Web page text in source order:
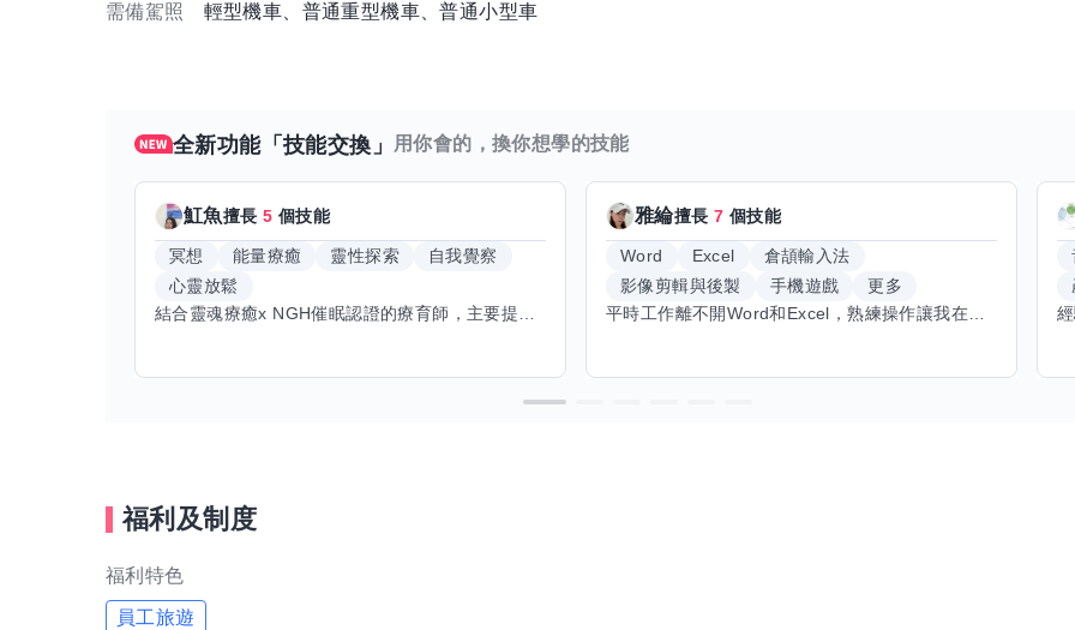
需備駕照 輕型機車、普通重型機車、普通小型車
全新功能「技能交換」 用你會的，換你想學的技能
魟魚擅長5 個技能
冥想 能量療癒 靈性探索
自我覺察
心靈放鬆
結合靈魂療癒x NGH催眠認證的療育師，主要提供潛意識探索和靈魂導向的催眠療育。你會全程100%清醒跟我對話。
雅綸擅長7 個技能
Word Excel
倉頡輸入法
影像剪輯與後製
手機遊戲
更多
平時工作離不開Word和Excel，熟練操作讓我在文件整理和數據處理上都得心應手，還能用倉頡輸入法快速打字。近期想挑戰英文學習，希望能透過交換技能一起進步！如果你英文流利，需要中文或電腦技巧輔助，歡迎找我搭檔，咱們一起歡樂學習，互相激勵，成為彼此的學習小夥伴！
福利及制度
福利特色
員工旅遊